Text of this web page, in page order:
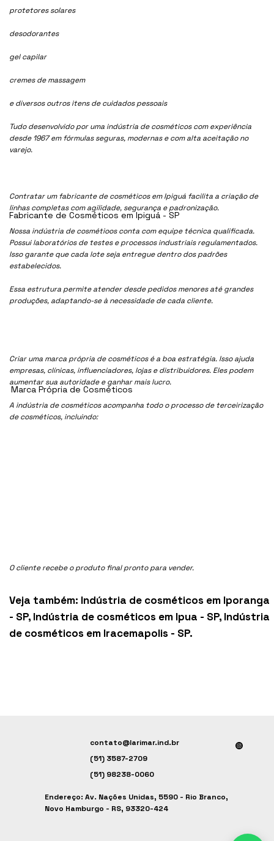
protetores solares
desodorantes
gel capilar
cremes de massagem
e diversos outros itens de cuidados pessoais
Tudo desenvolvido por uma indústria de cosméticos com experiência
desde 1967 em fórmulas seguras, modernas e com alta aceitação no
varejo.
Contratar um fabricante de cosméticos em Ipiguá facilita a criação de
linhas completas com agilidade, segurança e padronização.
Nossa indústria de cosmétioos conta com equipe técnica qualificada.
Possui laboratórios de testes e processos industriais regulamentados.
Isso garante que cada lote seja entregue dentro dos padrões
estabelecidos.
Essa estrutura permite atender desde pedidos menores até grandes
produções, adaptando-se à necessidade de cada cliente.
Criar uma marca própria de cosméticos é a boa estratégia. Isso ajuda
empresas, clínicas, influenciadores, lojas e distribuidores. Eles podem
aumentar sua autoridade e ganhar mais lucro.
A indústria de cosméticos acompanha todo o processo de terceirização
de cosméticos, incluindo:
O cliente recebe o produto final pronto para vender.
Veja também: Indústria de cosméticos em Iporanga
- SP, Indústria de cosméticos em Ipua - SP, Indústria
de cosméticos em Iracemapolis - SP.
Fabricante de Cosméticos em Ipiguá - SP
Marca Própria de Cosméticos
contato@larimar.ind.br
(51) 3587-2709
(51) 98238-0060
Endereço: Av. Nações Unidas, 5590 - Rio Branco,
Novo Hamburgo - RS, 93320-424